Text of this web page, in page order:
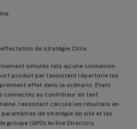
de stratégie Citrix
simulés tels qu’une connexion
produit par l’assistant répertorie les
effet dans le scénario. Étant
connectez au contrôleur en tant
l’assistant calcule les résultats en
de stratégie de site et les
groupe (GPO) Active Directory.